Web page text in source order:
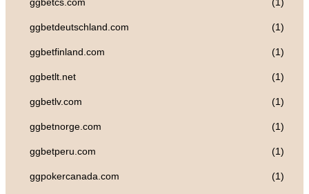
ggbetcs.com (1)
ggbetdeutschland.com (1)
ggbetfinland.com (1)
ggbetlt.net (1)
ggbetlv.com (1)
ggbetnorge.com (1)
ggbetperu.com (1)
ggpokercanada.com (1)